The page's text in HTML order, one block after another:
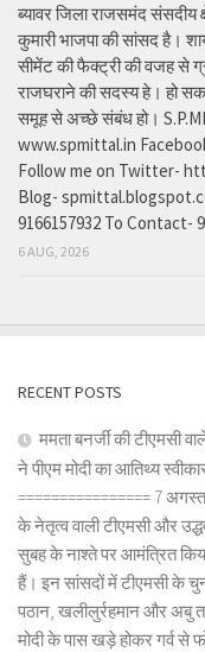
ब्यावर जिला राजसमंद संसदीय
कुमारी भाजपा की सांसद है।
सीमेंट की फैक्ट्री की वजह से
राजघराने की सदस्य हे। हो
समूह से अच्छे संबंध हो।
www.spmittal.in
Follow me on Twitter-
Blog-
9166157932 To Contact-
6 AUG, 2026
RECENT POSTS
ममता बनर्जी की टीएमसी
ने पीएम मोदी का आतिथ्य
================ 7
के नेतृत्व वाली टीएमसी और
सुबह के नाश्ते पर आमंत्रित
हैं। इन सांसदों में टीएमसी के
पठान, खलीलुर्रहमान और अबु
मोदी के पास खड़े होकर गर्व से